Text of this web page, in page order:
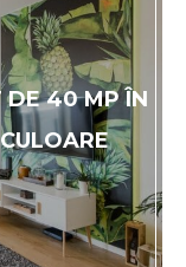
DE 40 MP ÎN